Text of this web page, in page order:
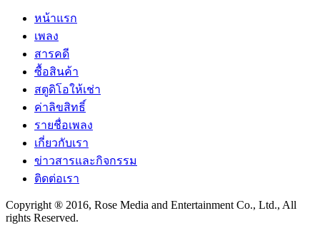
หน้าแรก
เพลง
สารคดี
ซื้อสินค้า
สตูดิโอให้เช่า
ค่าลิขสิทธิ์
รายชื่อเพลง
เกี่ยวกับเรา
ข่าวสารและกิจกรรม
ติดต่อเรา
Copyright ® 2016, Rose Media and Entertainment Co., Ltd., All
rights Reserved.